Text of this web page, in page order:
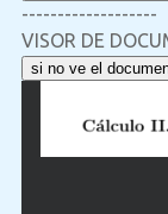
-------------------
VISOR DE
si no ve el